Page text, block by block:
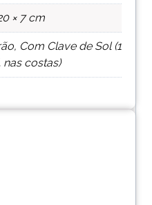
× 7 cm
Com Clave de Sol (1
nas costas)